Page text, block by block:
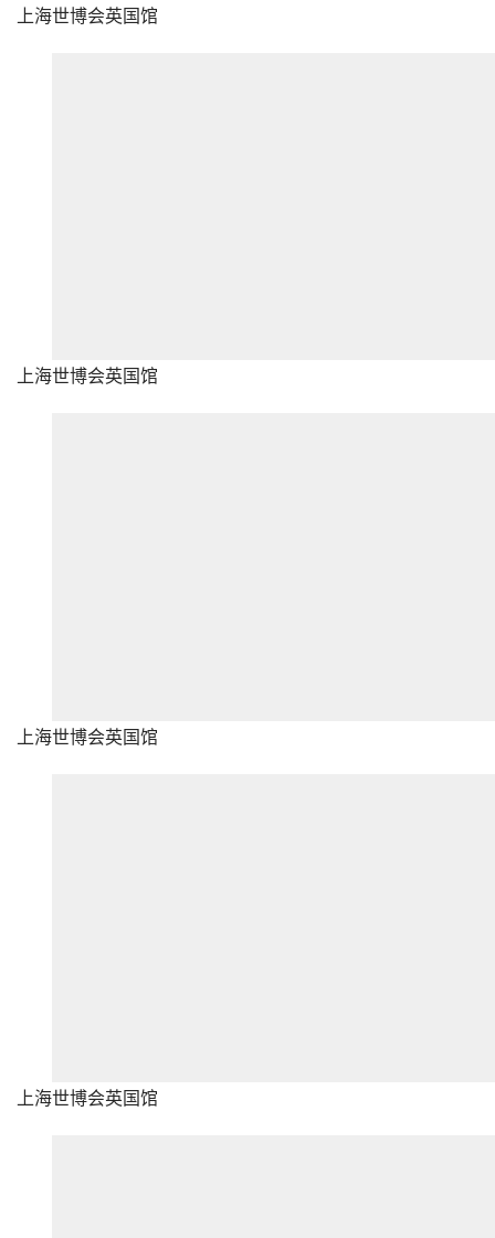
上海世博会英国馆
上海世博会英国馆
上海世博会英国馆
上海世博会英国馆